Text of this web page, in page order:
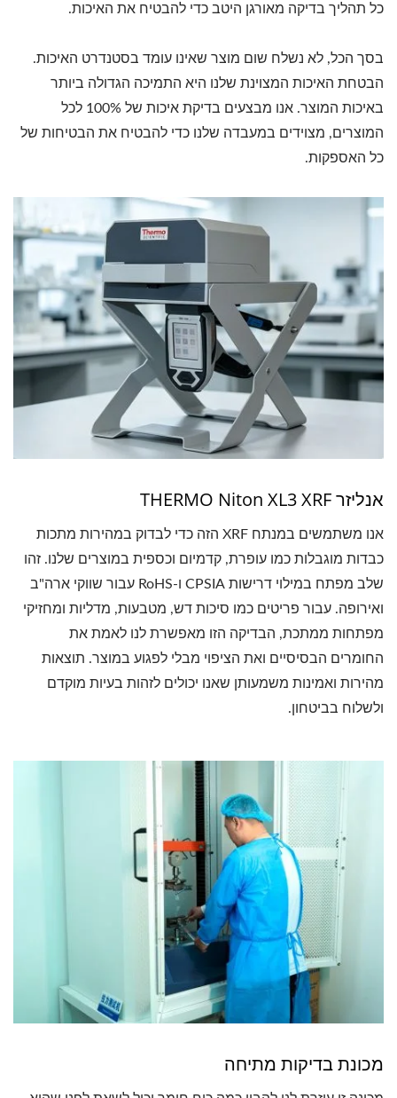
כל תהליך בדיקה מאורגן היטב כדי להבטיח את האיכות.
בסך הכל, לא נשלח שום מוצר שאינו עומד בסטנדרט האיכות.
הבטחת האיכות המצוינת שלנו היא התמיכה הגדולה ביותר
באיכות המוצר. אנו מבצעים בדיקת איכות של 100% לכל
המוצרים, מצוידים במעבדה שלנו כדי להבטיח את הבטיחות של
כל האספקות.
אנליזר THERMO Niton XL3 XRF
אנו משתמשים במנתח XRF הזה כדי לבדוק במהירות מתכות
כבדות מוגבלות כמו עופרת, קדמיום וכספית במוצרים שלנו. זהו
שלב מפתח במילוי דרישות CPSIA ו-RoHS עבור שווקי ארה"ב
ואירופה. עבור פריטים כמו סיכות דש, מטבעות, מדליות ומחזיקי
מפתחות ממתכת, הבדיקה הזו מאפשרת לנו לאמת את
החומרים הבסיסיים ואת הציפוי מבלי לפגוע במוצר. תוצאות
מהירות ואמינות משמעותן שאנו יכולים לזהות בעיות מוקדם
ולשלוח בביטחון.
מכונת בדיקות מתיחה